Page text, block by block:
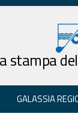
stampa
GALASSIA